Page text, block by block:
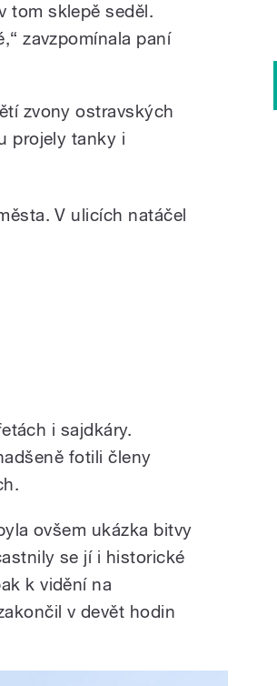
tom sklepě seděl.
zavzpomínala paní
zvony ostravských
projely tanky i
V ulicích natáčel
i sajdkáry.
fotili členy
ovšem ukázka bitvy
se jí i historické
k vidění na
v devět hodin